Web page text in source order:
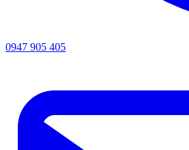
0947 905 405